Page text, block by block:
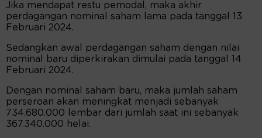
Jika mendapat restu pemodal, maka akhir
perdagangan nominal saham lama pada tanggal 13
Februari 2024.
Sedangkan awal perdagangan saham dengan nilai
nominal baru diperkirakan dimulai pada tanggal 14
Februari 2024.
Dengan nominal saham baru, maka jumlah saham
perseroan akan meningkat menjadi sebanyak
734.680.000 lembar dari jumlah saat ini sebanyak
367.340.000 helai.